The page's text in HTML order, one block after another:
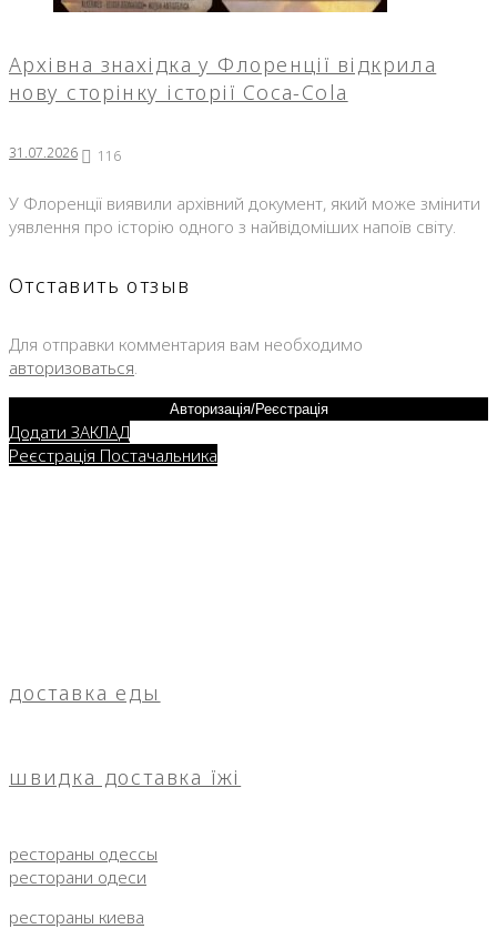
Архівна знахідка у Флоренції відкрила
нову сторінку історії Coca-Cola
31.07.2026 116
У Флоренції виявили архівний документ, який може змінити
уявлення про історію одного з найвідоміших напоїв світу.
Отставить отзыв
Для отправки комментария вам необходимо
авторизоваться
Авторизація/Реєстрація
Додати ЗАКЛАД
Реєстрація Постачальника
доставка еды
швидка доставка їжі
рестораны одессы
ресторани одеси
рестораны киева